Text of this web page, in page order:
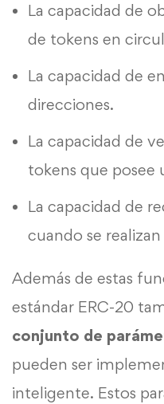
La capacidad de
de tokens en
La capacidad de
direcciones.
La capacidad de
tokens que posee
La capacidad de
cuando se
Además de estas
estándar ERC-20
conjunto de
pueden ser
inteligente. Estos